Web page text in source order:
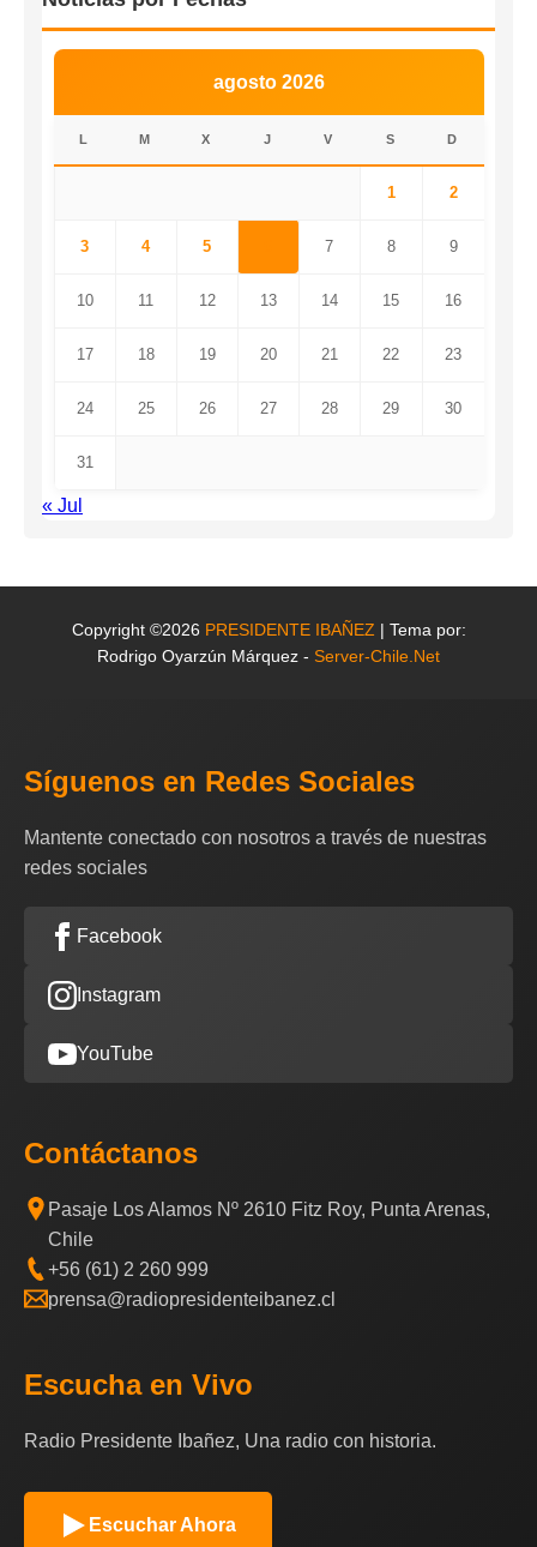
agosto 2026
L M X J V S D
1 2
3 4 5 7 8 9
10 11 12 13 14 15 16
17 18 19 20 21 22 23
24 25 26 27 28 29 30
31
« Jul
Copyright ©2026 PRESIDENTE IBAÑEZ | Tema por:
Rodrigo Oyarzún Márquez - Server-Chile.Net
Síguenos en Redes Sociales
Mantente conectado con nosotros a través de nuestras
redes sociales
Facebook
Instagram
YouTube
Contáctanos
Pasaje Los Alamos Nº 2610 Fitz Roy, Punta Arenas,
Chile
+56 (61) 2 260 999
prensa@radiopresidenteibanez.cl
Escucha en Vivo
Radio Presidente Ibañez, Una radio con historia.
Escuchar Ahora